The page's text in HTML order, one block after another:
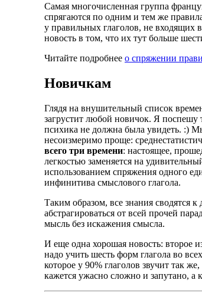
Самая многочисленная группа
спрягаются по одним и тем же
у правильных глаголов, не входящих
новость в том, что их тут больше
Читайте подробнее о спряжении
Новичкам
Глядя на внушительный список
загрустит любой новичок. Я поспешу
психика не должна была увидеть. :)
несоизмеримо проще:
всего три времени: настоящее,
легкостью заменяется на
использованием спряжения одного
инфинитива смыслового глагола.
Таким образом, все знания сводятся
абстрагироваться от всей прочей
мысль без искажения смысла.
И еще одна хорошая новость: второе
надо учить шесть форм глагола во
которое у 90% глаголов звучит так
кажется ужасно сложно и запутано,